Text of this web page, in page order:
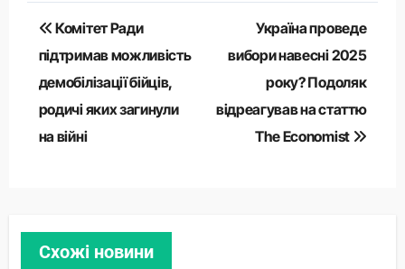
Навігація
записів
Комітет Ради
підтримав можливість
демобілізації бійців,
родичі яких загинули
на війні
Україна проведе
вибори навесні 2025
року? Подоляк
відреагував на статтю
The Economist
Схожі новини